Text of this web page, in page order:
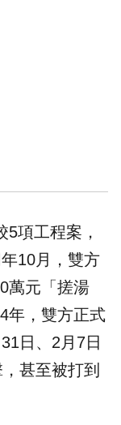
5項工程案，
10月，雙方
萬元「搓湯
年，雙方正式
日、2月7日
甚至被打到